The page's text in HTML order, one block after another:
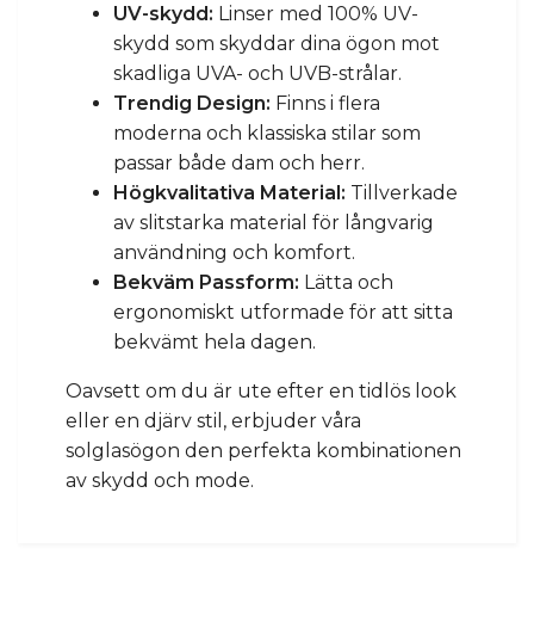
UV-skydd: Linser med 100% UV-
skydd som skyddar dina ögon mot
skadliga UVA- och UVB-strålar.
Trendig Design: Finns i flera
moderna och klassiska stilar som
passar både dam och herr.
Högkvalitativa Material: Tillverkade
av slitstarka material för långvarig
användning och komfort.
Bekväm Passform: Lätta och
ergonomiskt utformade för att sitta
bekvämt hela dagen.
Oavsett om du är ute efter en tidlös look
eller en djärv stil, erbjuder våra
solglasögon den perfekta kombinationen
av skydd och mode.